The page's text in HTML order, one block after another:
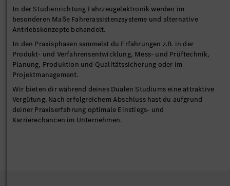
In der Studienrichtung Fahrzeugelektronik werden im
besonderen Maße Fahrerassistenzsysteme und alternative
Antriebskonzepte behandelt.
In den Praxisphasen sammelst du Erfahrungen z.B. in der
Produkt- und Verfahrensentwicklung, Mess- und Prüftechnik,
Planung, Produktion und Qualitätssicherung oder im
Projektmanagement.
Wir bieten dir während deines Dualen Studiums eine attraktive
Vergütung. Nach erfolgreichem Abschluss hast du aufgrund
deiner Praxiserfahrung optimale Einstiegs- und
Karrierechancen im Unternehmen.